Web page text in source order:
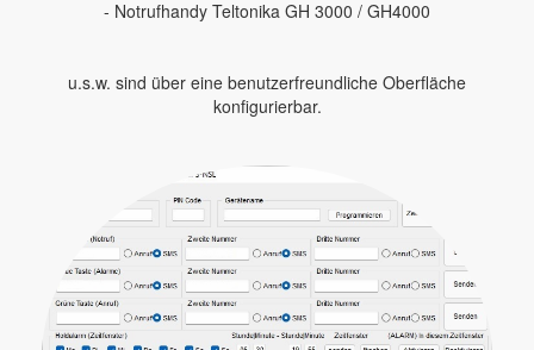
- Notrufhandy Teltonika GH 3000 / GH4000
u.s.w. sind über eine benutzerfreundliche Oberfläche
konfigurierbar.